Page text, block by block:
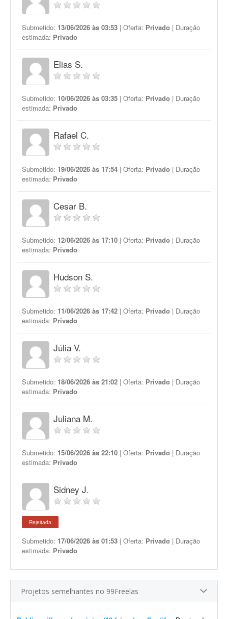
Submetido: 13/06/2026 às 03:53 | Oferta: Privado | Duração
estimada: Privado
Elias S.
Submetido: 10/06/2026 às 03:35 | Oferta: Privado | Duração
estimada: Privado
Rafael C.
Submetido: 19/06/2026 às 17:54 | Oferta: Privado | Duração
estimada: Privado
Cesar B.
Submetido: 12/06/2026 às 17:10 | Oferta: Privado | Duração
estimada: Privado
Hudson S.
Submetido: 11/06/2026 às 17:42 | Oferta: Privado | Duração
estimada: Privado
Júlia V.
Submetido: 18/06/2026 às 21:02 | Oferta: Privado | Duração
estimada: Privado
Juliana M.
Submetido: 15/06/2026 às 22:10 | Oferta: Privado | Duração
estimada: Privado
Sidney J.
Rejeitada
Submetido: 17/06/2026 às 01:53 | Oferta: Privado | Duração
estimada: Privado
Projetos semelhantes no 99Freelas